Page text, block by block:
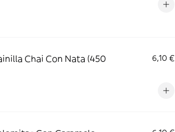
Chai Con Nata (450
6,10 €